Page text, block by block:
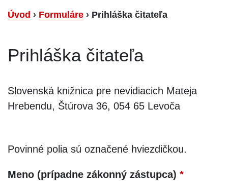
Úvod › Formuláre › Prihláška čitateľa
Prihláška čitateľa
Slovenská knižnica pre nevidiacich Mateja
Hrebendu, Štúrova 36, 054 65 Levoča
Povinné polia sú označené hviezdičkou.
Meno (prípadne zákonný zástupca) *